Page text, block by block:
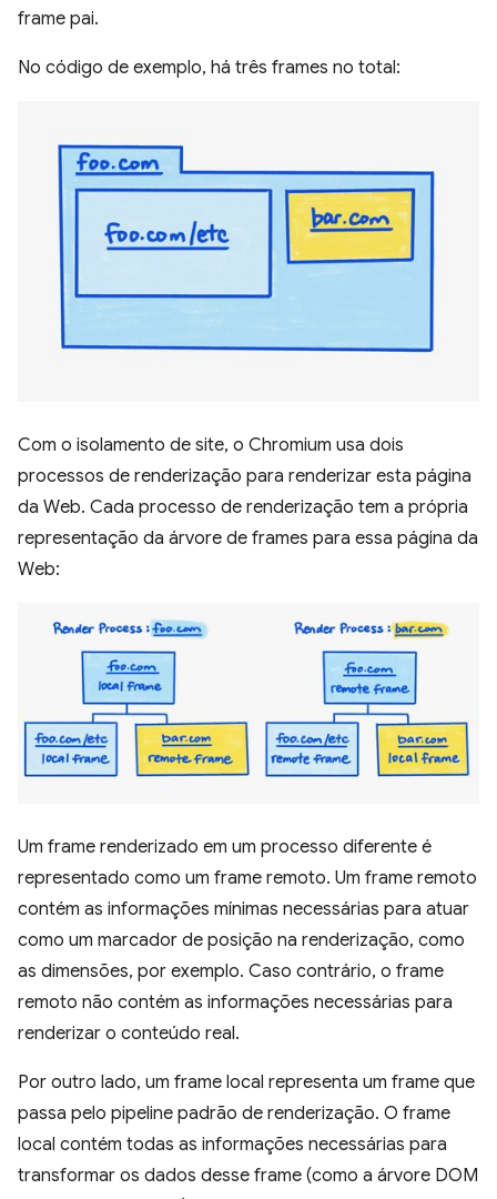
frame pai.
No código de exemplo, há três frames no total:
Com o isolamento de site, o Chromium usa dois
processos de renderização para renderizar esta página
da Web. Cada processo de renderização tem a própria
representação da árvore de frames para essa página da
Web:
Um frame renderizado em um processo diferente é
representado como um frame remoto. Um frame remoto
contém as informações mínimas necessárias para atuar
como um marcador de posição na renderização, como
as dimensões, por exemplo. Caso contrário, o frame
remoto não contém as informações necessárias para
renderizar o conteúdo real.
Por outro lado, um frame local representa um frame que
passa pelo pipeline padrão de renderização. O frame
local contém todas as informações necessárias para
transformar os dados desse frame (como a árvore DOM